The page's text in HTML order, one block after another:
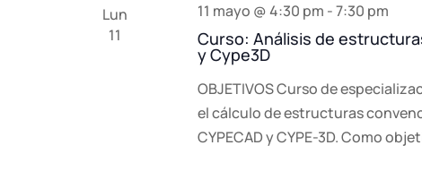
Lun
11
Curso: Análisis de
y Cype3D
11 mayo @ 4:30 pm -7:30 pm
OBJETIVOS Curso de
el cálculo de estructuras
CYPECAD y CYPE-3D. Como